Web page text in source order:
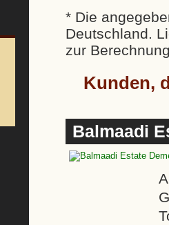
* Die
Deutschland.
zur
Kunden,
Balmaadi